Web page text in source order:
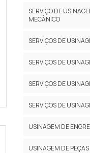
SERVIÇO DE
MECÂNICO
SERVIÇOS DE
SERVIÇOS DE
SERVIÇOS DE
SERVIÇOS DE
USINAGEM DE
USINAGEM DE